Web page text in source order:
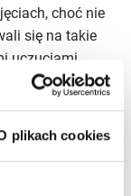
plikach cookies
choć nie
się na takie
uczuciami.
zaś kupujący
podkreśla
na